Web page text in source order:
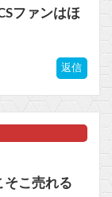
ファンはほ
返信
そこ売れる